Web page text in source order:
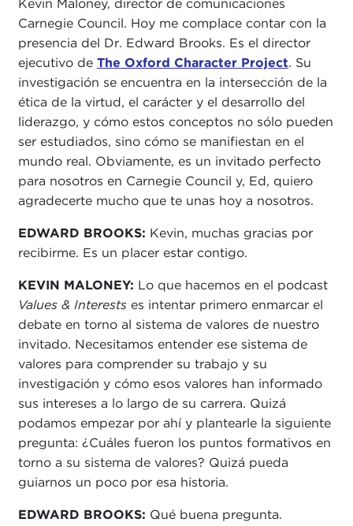
Kevin Maloney, director de comunicaciones
Carnegie Council. Hoy me complace contar con la
presencia del Dr. Edward Brooks. Es el director
ejecutivo de The Oxford Character Project. Su
investigación se encuentra en la intersección de la
ética de la virtud, el carácter y el desarrollo del
liderazgo, y cómo estos conceptos no sólo pueden
ser estudiados, sino cómo se manifiestan en el
mundo real. Obviamente, es un invitado perfecto
para nosotros en Carnegie Council y, Ed, quiero
agradecerte mucho que te unas hoy a nosotros.
EDWARD BROOKS: Kevin, muchas gracias por
recibirme. Es un placer estar contigo.
KEVIN MALONEY: Lo que hacemos en el podcast
Values & Interestses intentar primero enmarcar el
debate en torno al sistema de valores de nuestro
invitado. Necesitamos entender ese sistema de
valores para comprender su trabajo y su
investigación y cómo esos valores han informado
sus intereses a lo largo de su carrera. Quizá
podamos empezar por ahí y plantearle la siguiente
pregunta: ¿Cuáles fueron los puntos formativos en
torno a su sistema de valores? Quizá pueda
guiarnos un poco por esa historia.
EDWARD BROOKS: Qué buena pregunta.